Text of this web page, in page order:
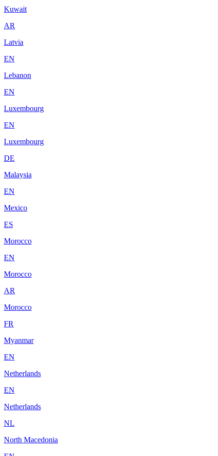
Kuwait
AR
Latvia
EN
Lebanon
EN
Luxembourg
EN
Luxembourg
DE
Malaysia
EN
Mexico
ES
Morocco
EN
Morocco
AR
Morocco
FR
Myanmar
EN
Netherlands
EN
Netherlands
NL
North Macedonia